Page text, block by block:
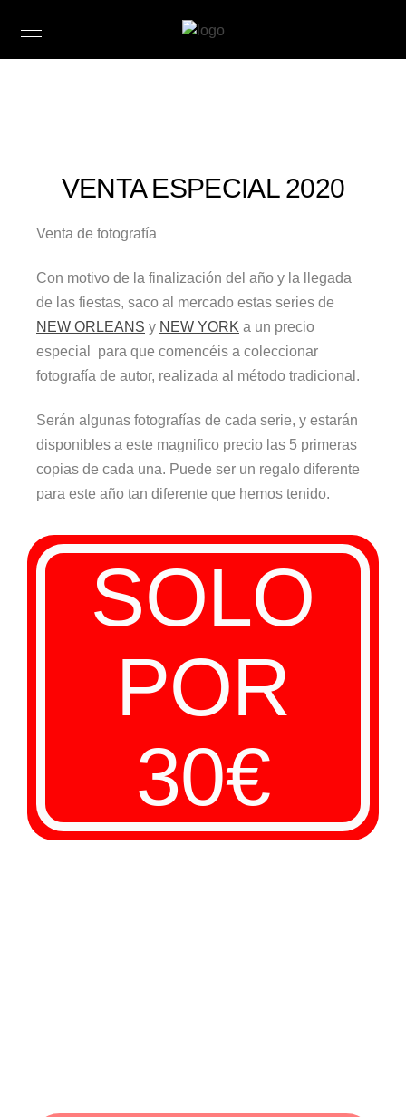
VENTA ESPECIAL 2020
Venta de fotografía
Con motivo de la finalización del año y la llegada
de las fiestas, saco al mercado estas series de
NEW ORLEANS y NEW YORK a un precio
especial para que comencéis a coleccionar
fotografía de autor, realizada al método tradicional.
Serán algunas fotografías de cada serie, y estarán
disponibles a este magnifico precio las 5 primeras
copias de cada una. Puede ser un regalo diferente
para este año tan diferente que hemos tenido.
SOLO
POR
30€